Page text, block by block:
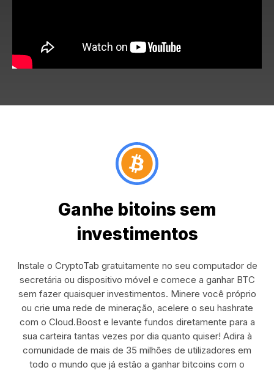
Ganhe bitoins sem
investimentos
Instale o CryptoTab gratuitamente no seu computador de
secretária ou dispositivo móvel e comece a ganhar BTC
sem fazer quaisquer investimentos. Minere você próprio
ou crie uma rede de mineração, acelere o seu hashrate
com o Cloud.Boost e levante fundos diretamente para a
sua carteira tantas vezes por dia quanto quiser! Adira à
comunidade de mais de 35 milhões de utilizadores em
todo o mundo que já estão a ganhar bitcoins com o